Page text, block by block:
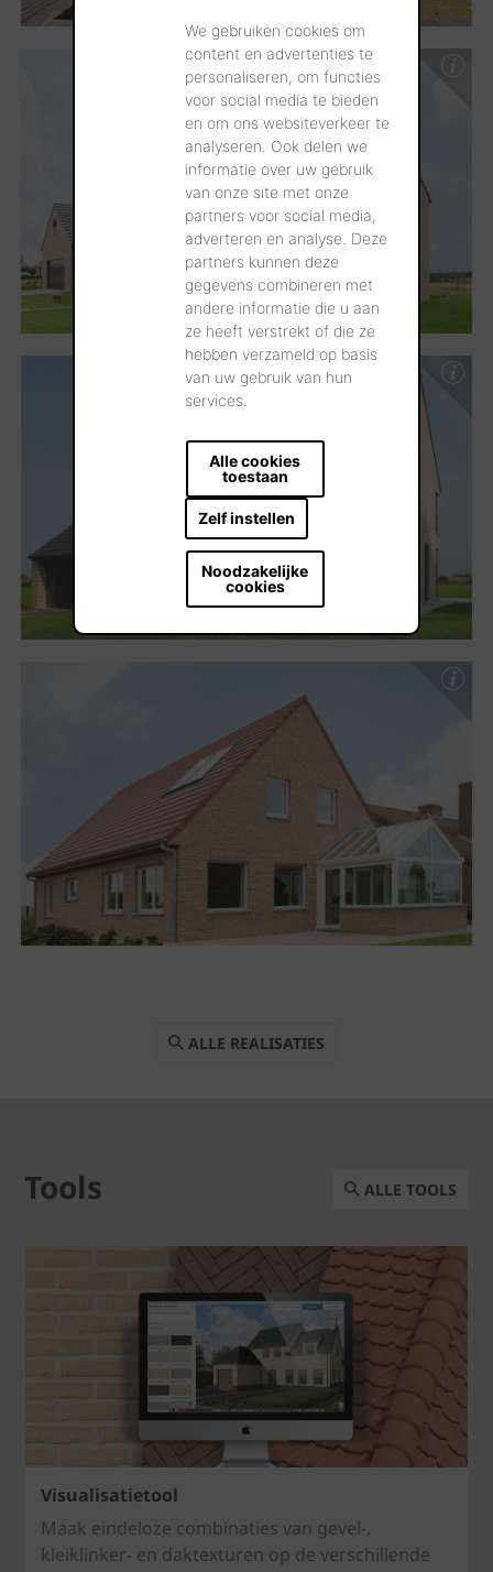
We gebruiken cookies om
content en advertenties te
personaliseren, om functies
voor social media te bieden
en om ons websiteverkeer te
analyseren. Ook delen we
informatie over uw gebruik
van onze site met onze
partners voor social media,
adverteren en analyse. Deze
partners kunnen deze
gegevens combineren met
andere informatie die u aan
ze heeft verstrekt of die ze
hebben verzameld op basis
van uw gebruik van hun
services.
Alle cookies
toestaan
Zelf instellen
Noodzakelijke
cookies
ALLE REALISATIES
Tools ALLE TOOLS
Visualisatietool
Maak eindeloze combinaties van gevel-,
kleiklinker- en daktexturen op de verschillende